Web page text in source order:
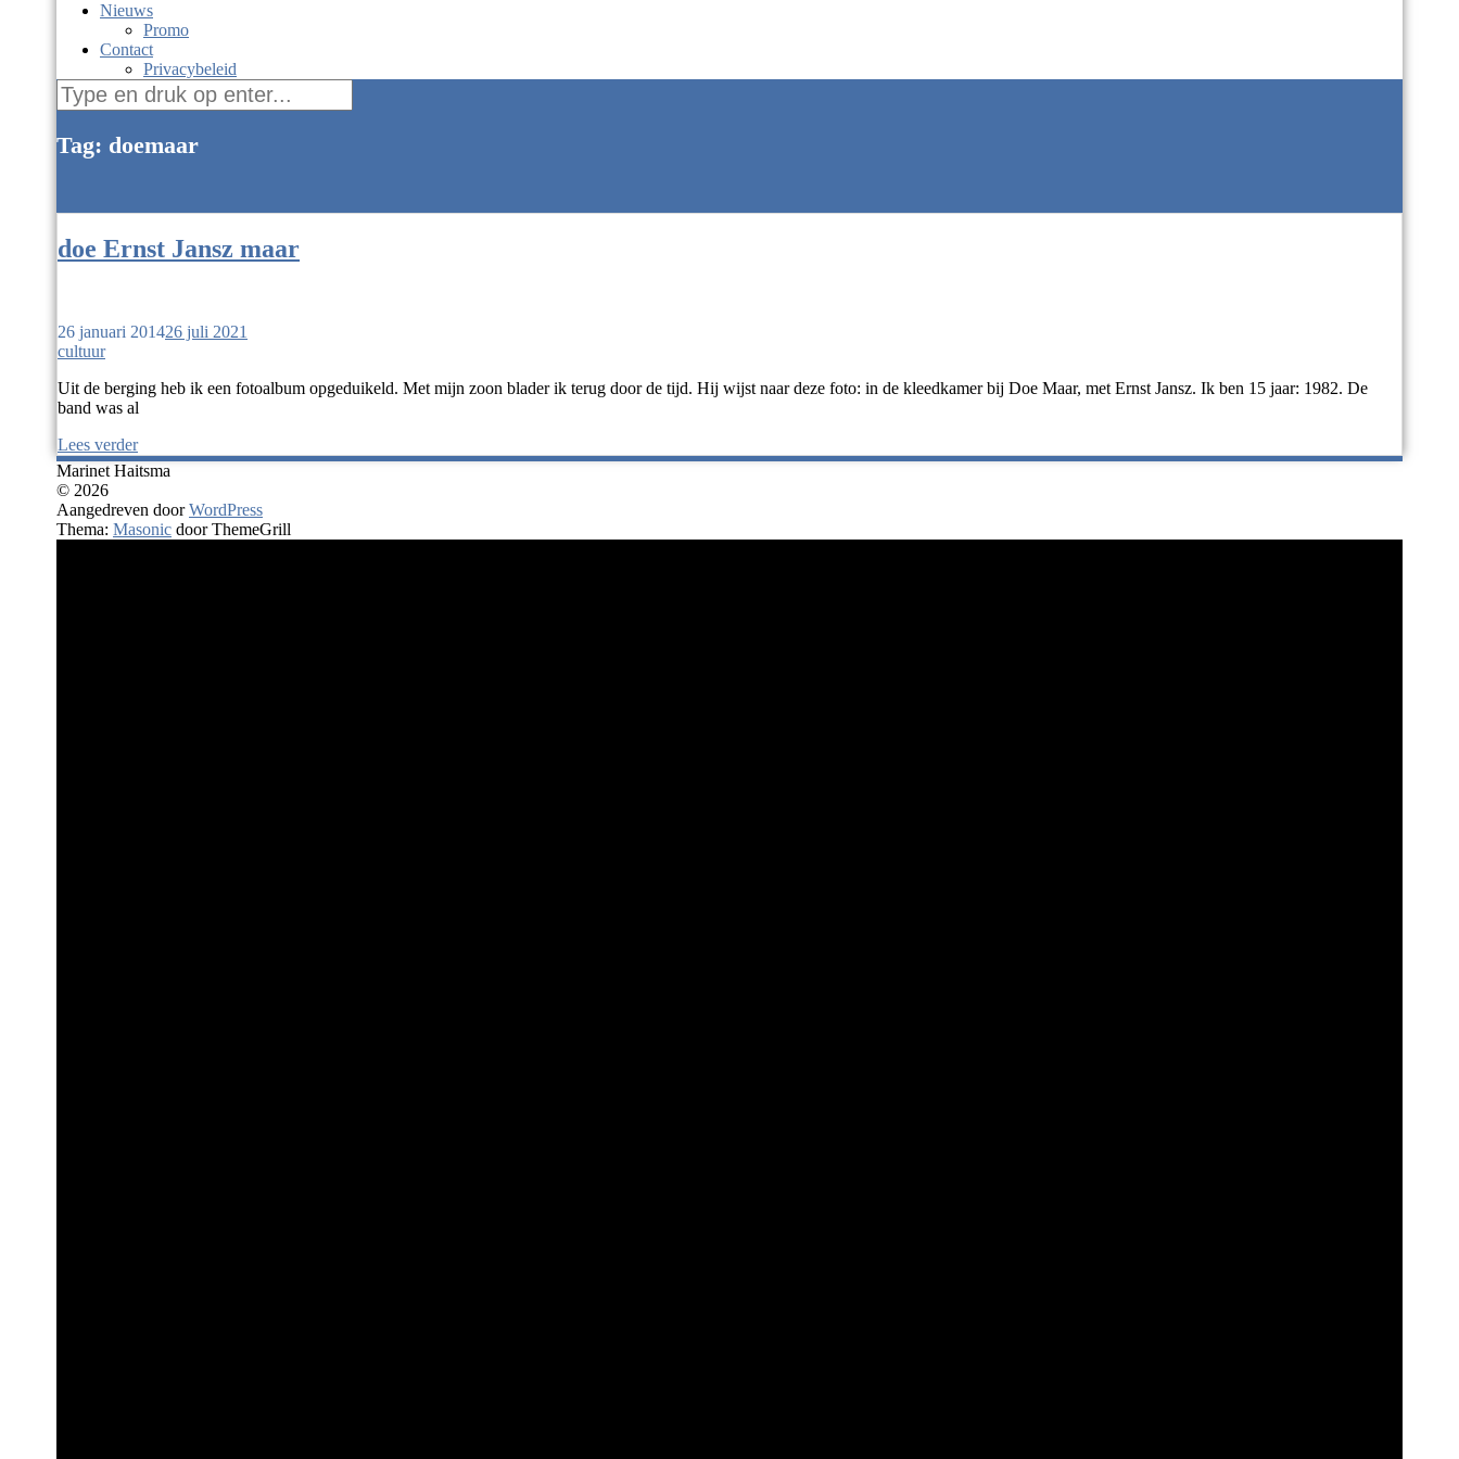
Nieuws
Promo
Contact
Privacybeleid
Zoek
naar:
Tag: doemaar
doe Ernst Jansz maar
26 januari 201426 juli 2021
cultuur
Uit de berging heb ik een fotoalbum opgeduikeld. Met mijn zoon blader ik terug door de tijd. Hij wijst naar deze foto: in de kleedkamer bij Doe Maar, met Ernst Jansz. Ik ben 15 jaar: 1982. De
band was al
Lees verder
Marinet Haitsma
© 2026
Aangedreven doorWordPress
Thema: Masonic door ThemeGrill